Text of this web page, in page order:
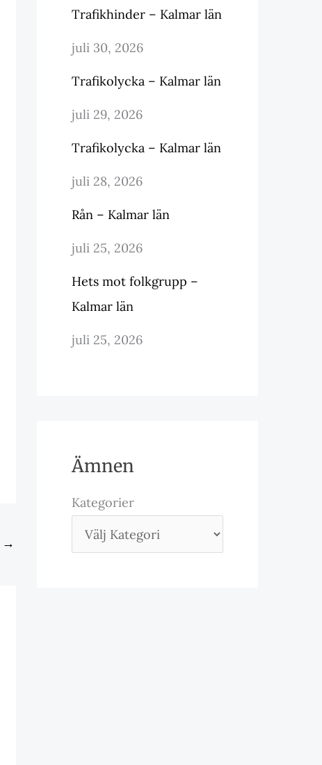
→
Trafikhinder – Kalmar län
juli 30, 2026
Trafikolycka – Kalmar län
juli 29, 2026
Trafikolycka – Kalmar län
juli 28, 2026
Rån – Kalmar län
juli 25, 2026
Hets mot folkgrupp –
Kalmar län
juli 25, 2026
Ämnen
Kategorier